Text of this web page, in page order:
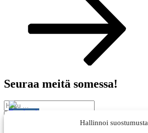
Hallinnoi suostumusta
Seuraa meitä somessa!
Etsi: